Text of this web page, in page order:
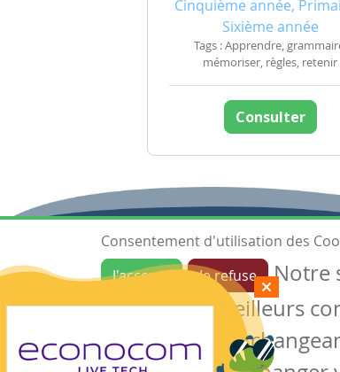
Cinquième année,
Sixième année
Tags : Apprendre,
mémoriser, règles, retenir
Consulter
Ressources
Les ressources
Créer une ressource
Mes ressources
Consentement d'utilisation des
J'accepte
Je refuse
Notre
garantir de meilleurs
des cookies en